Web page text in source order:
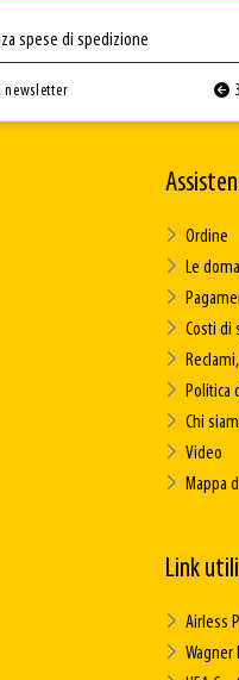
spese di spedizione
newsletter
Ordine
Le
Costi di
Politica
Chi
Video
Mappa
Link utili
Airless
Wagner